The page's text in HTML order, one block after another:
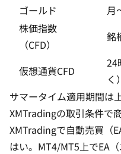
ゴールド
月
株価指数
（CFD）
銘
仮想通貨CFD
24
く）
サマータイム適用期間は
XMTradingの取引条件で
XMTradingで自動売買（
はい。MT4/MT5上でEA